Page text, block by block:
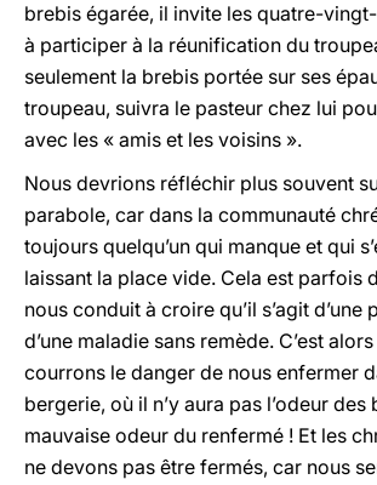
brebis égarée, il invite les quatre-
à participer à la réunification du
seulement la brebis portée sur ses
troupeau, suivra le pasteur chez lui
avec les « amis et les voisins ».
Nous devrions réfléchir plus souvent
parabole, car dans la communauté
toujours quelqu’un qui manque et qui
laissant la place vide. Cela est parfois
nous conduit à croire qu’il s’agit d’une
d’une maladie sans remède. C’est
courrons le danger de nous enfermer
bergerie, où il n’y aura pas l’odeur des
mauvaise odeur du renfermé ! Et les
ne devons pas être fermés, car nous